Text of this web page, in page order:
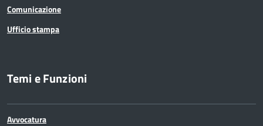
Comunicazione
Ufficio stampa
Temi e Funzioni
Avvocatura